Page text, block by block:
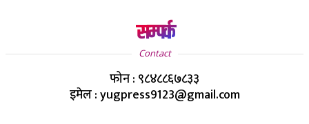
सम्पर्क
Contact
फोन : ९८४८८६७८३३
इमेल : yugpress9123@gmail.com